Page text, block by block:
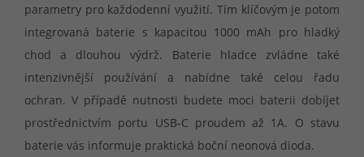
parametry pro každodenní využití. Tím klíčovým je potom
integrovaná baterie s kapacitou 1000 mAh pro hladký
chod a dlouhou výdrž. Baterie hladce zvládne také
intenzivnější používání a nabídne také celou řadu
ochran. V případě nutnosti budete moci baterii dobíjet
prostřednictvím portu USB-C proudem až 1A. O stavu
baterie vás informuje praktická boční neonová dioda.